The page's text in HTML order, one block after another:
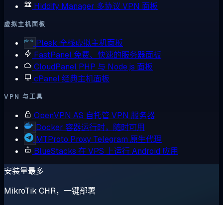
Hiddify Manager 多协议 VPN 面板
虚拟主机面板
Plesk 全栈虚拟主机面板
FastPanel 免费、快速的服务器面板
CloudPanel PHP 与 Node.js 面板
cPanel经典主机面板
VPN 与工具
OpenVPN AS 自托管 VPN 服务器
Docker 容器运行时，随时可用
MTProto Proxy Telegram 原生代理
BlueStacks 在 VPS 上运行 Android 应用
安装量最多
MikroTik CHR，一键部署